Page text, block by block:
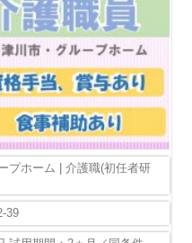
プホーム | 介護職(初任者研
39